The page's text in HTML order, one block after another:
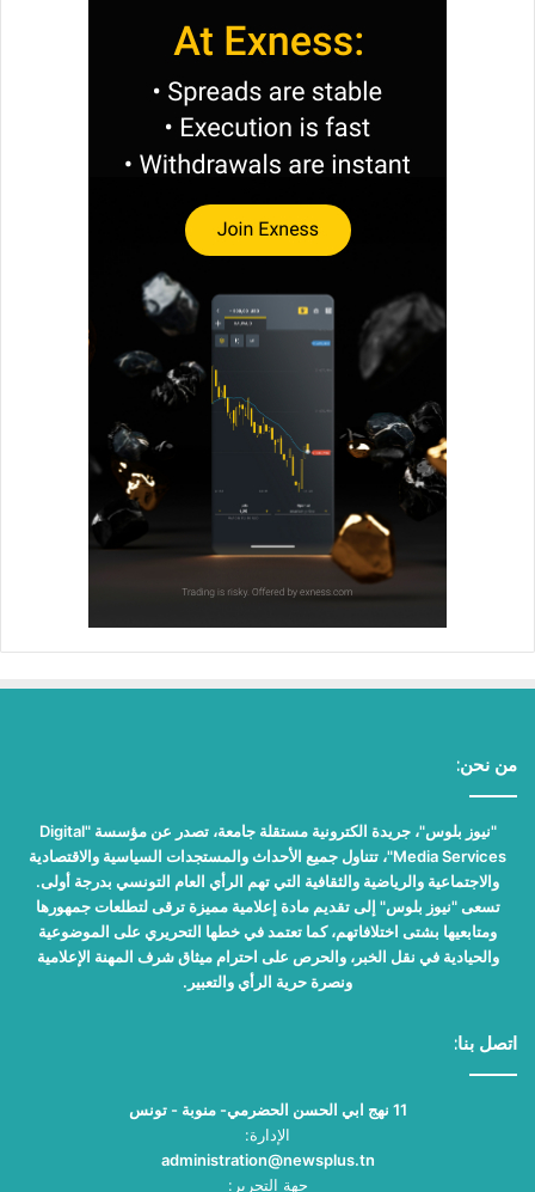
من نحن:
"نيوز بلوس"، جريدة الكترونية مستقلة جامعة، تصدر عن مؤسسة "Digital
Media Services"، تتناول جميع الأحداث والمستجدات السياسية والاقتصادية
والاجتماعية والرياضية والثقافية التي تهم الرأي العام التونسي بدرجة أولى.
تسعى "نيوز بلوس" إلى تقديم مادة إعلامية مميزة ترقى لتطلعات جمهورها
ومتابعيها بشتى اختلافاتهم، كما تعتمد في خطها التحريري على الموضوعية
والحيادية في نقل الخبر، والحرص على احترام ميثاق شرف المهنة الإعلامية
ونصرة حرية الرأي والتعبير.
اتصل بنا:
11 نهج ابي الحسن الحضرمي- منوبة - تونس
الإدارة:
administration@newsplus.tn
جهة التحرير: